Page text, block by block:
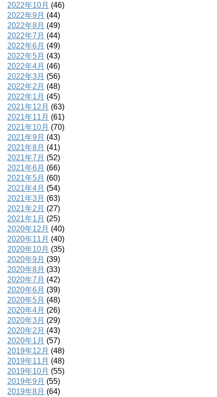
2022年10月 (46)
2022年9月 (44)
2022年8月 (49)
2022年7月 (44)
2022年6月 (49)
2022年5月 (43)
2022年4月 (46)
2022年3月 (56)
2022年2月 (48)
2022年1月 (45)
2021年12月 (63)
2021年11月 (61)
2021年10月 (70)
2021年9月 (43)
2021年8月 (41)
2021年7月 (52)
2021年6月 (66)
2021年5月 (60)
2021年4月 (54)
2021年3月 (63)
2021年2月 (27)
2021年1月 (25)
2020年12月 (40)
2020年11月 (40)
2020年10月 (35)
2020年9月 (39)
2020年8月 (33)
2020年7月 (42)
2020年6月 (39)
2020年5月 (48)
2020年4月 (26)
2020年3月 (29)
2020年2月 (43)
2020年1月 (57)
2019年12月 (48)
2019年11月 (48)
2019年10月 (55)
2019年9月 (55)
2019年8月 (64)